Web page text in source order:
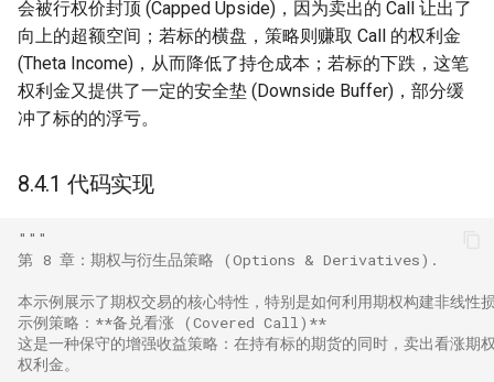
会被行权价封顶 (Capped Upside)，因为卖出的 Call 让出了
向上的超额空间；若标的横盘，策略则赚取 Call 的权利金
(Theta Income)，从而降低了持仓成本；若标的下跌，这笔
权利金又提供了一定的安全垫 (Downside Buffer)，部分缓
冲了标的的浮亏。
8.4.1 代码实现
"""
第 8 章：期权与衍生品策略 (Options & Derivatives).
本示例展示了期权交易的核心特性，特别是如何利用期权构建非线性
示例策略：**备兑看涨 (Covered Call)**
这是一种保守的增强收益策略：在持有标的期货的同时，卖出看
权利金。